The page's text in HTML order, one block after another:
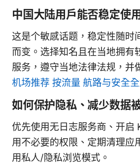
中国大陆用户能否稳定使
这是个敏感话题，稳定性随时
而变。选择知名且在当地拥有
服务，遵守当地法律法规，并
机场推荐 按流量 航路与安全
如何保护隐私、减少数据
优先使用无日志服务商、开启
用不必要的权限、定期清理应
用私人/隐私浏览模式。